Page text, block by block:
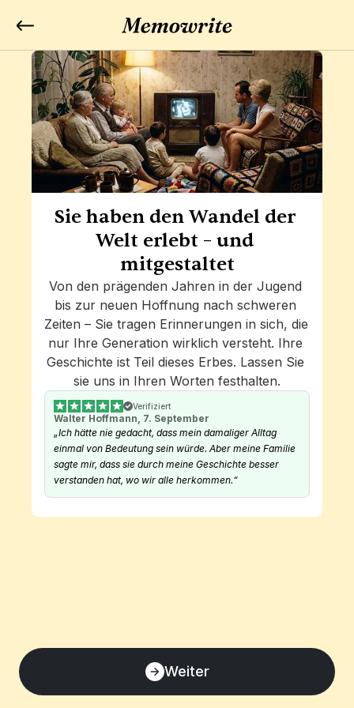
Sie haben den Wandel der
Welt erlebt – und
mitgestaltet
Von den prägenden Jahren in der Jugend
bis zur neuen Hoffnung nach schweren
Zeiten – Sie tragen Erinnerungen in sich, die
nur Ihre Generation wirklich versteht. Ihre
Geschichte ist Teil dieses Erbes. Lassen Sie
sie uns in Ihren Worten festhalten.
Verifiziert
Walter Hoffmann, 7. September
„Ich hätte nie gedacht, dass mein damaliger Alltag
einmal von Bedeutung sein würde. Aber meine Familie
sagte mir, dass sie durch meine Geschichte besser
verstanden hat, wo wir alle herkommen.“
Weiter